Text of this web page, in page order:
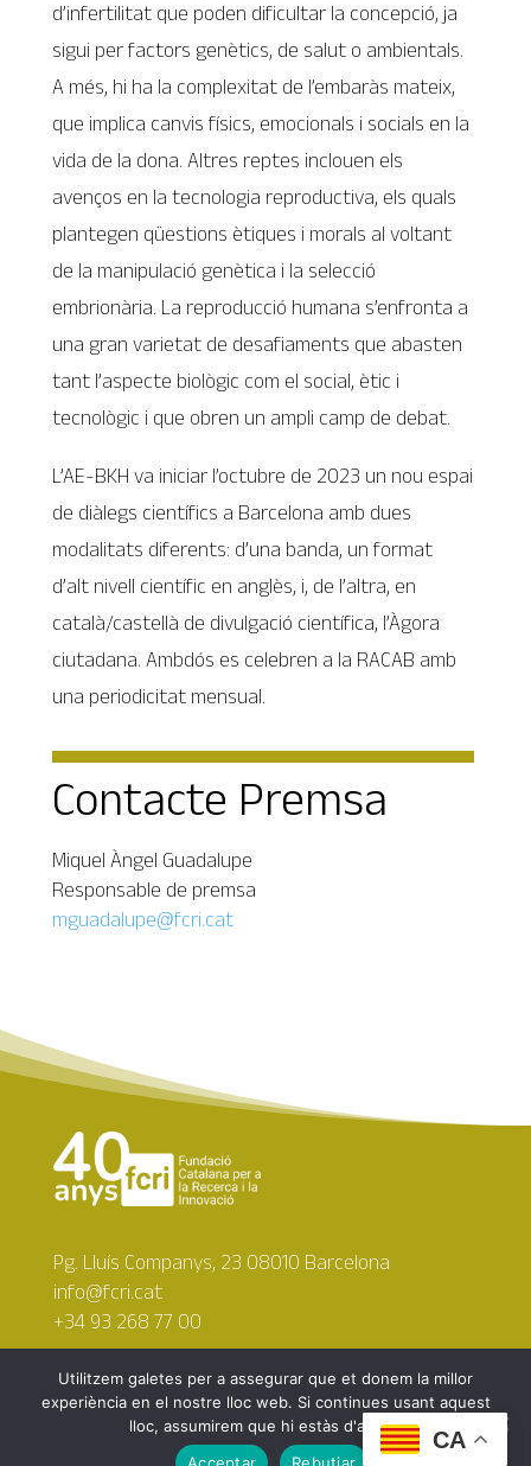
d’infertilitat que poden dificultar la concepció, ja
sigui per factors genètics, de salut o ambientals.
A més, hi ha la complexitat de l’embaràs mateix,
que implica canvis físics, emocionals i socials en la
vida de la dona. Altres reptes inclouen els
avenços en la tecnologia reproductiva, els quals
plantegen qüestions ètiques i morals al voltant
de la manipulació genètica i la selecció
embrionària. La reproducció humana s’enfronta a
una gran varietat de desafiaments que abasten
tant l’aspecte biològic com el social, ètic i
tecnològic i que obren un ampli camp de debat.
L’AE-BKH va iniciar l’octubre de 2023 un nou espai
de diàlegs científics a Barcelona amb dues
modalitats diferents: d’una banda, un format
d’alt nivell científic en anglès, i, de l’altra, en
català/castellà de divulgació científica, l’Àgora
ciutadana. Ambdós es celebren a la RACAB amb
una periodicitat mensual.
Contacte Premsa
Miquel Àngel Guadalupe
Responsable de premsa
mguadalupe@fcri.cat
Pg. Lluís Companys, 23 08010 Barcelona
info@fcri.cat
+34 93 268 77 00
Copyright © 2026 Fundació Catalana per a la Recerca i
CA
Utilitzem galetes per a assegurar que et donem la millor
experiència en el nostre lloc web. Si continues usant aquest
lloc, assumirem que hi estàs d'acord.
Acceptar
Rebutjar